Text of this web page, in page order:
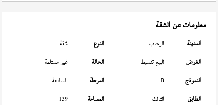
معلومات عن الشقة
المدينة الرحاب النوع
شقة
الغرض
للبيع تقسيط الحالة
غير مستلمة
النموذج
B المرحلة
السابعة
الطابق
الثالث المساحة
139